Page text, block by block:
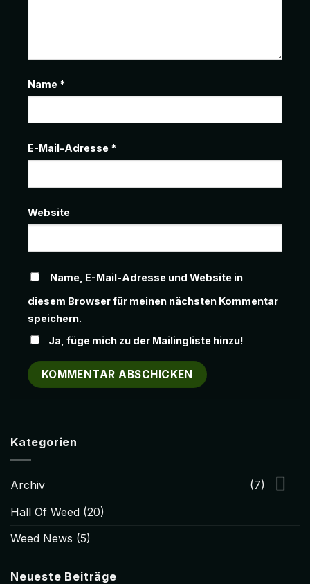
Name *
E-Mail-Adresse *
Website
Name, E-Mail-Adresse und Website in
diesem Browser für meinen nächsten Kommentar
speichern.
Ja, füge mich zu der Mailingliste hinzu!
Kategorien
Archiv
(7)
Hall Of Weed (20)
Weed News (5)
Neueste Beiträge